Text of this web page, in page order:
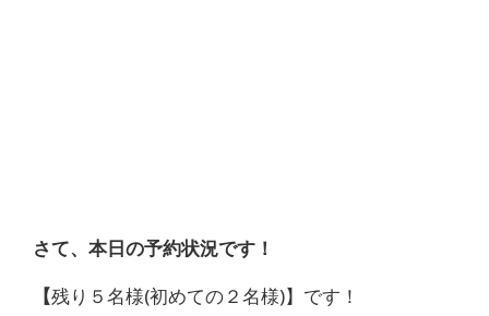
さて、本日の予約状況です！
【残り５名様(初めての２名様)】です！